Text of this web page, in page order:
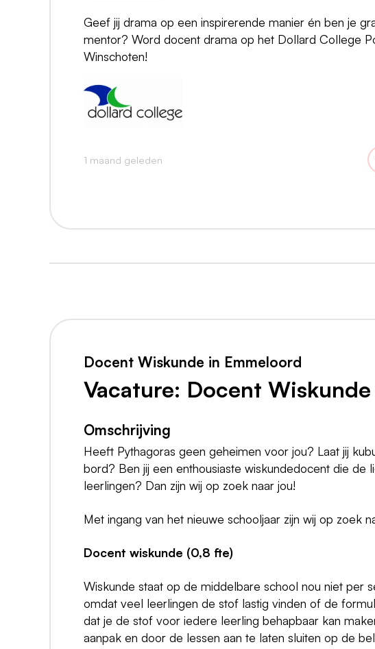
Geef jij drama op een inspirerende manier én ben je
mentor? Word docent drama op het Dollard College
Winschoten!
1 maand geleden
Docent Wiskunde in Emmeloord
Vacature: Docent
Omschrijving
Heeft Pythagoras geen geheimen voor jou? Laat jij
bord? Ben jij een enthousiaste wiskundedocent die
leerlingen? Dan zijn wij op zoek naar jou!
Met ingang van het nieuwe schooljaar zijn wij op zoek
Docent wiskunde (0,8 fte)
Wiskunde staat op de middelbare school nou niet per
omdat veel leerlingen de stof lastig vinden of de
dat je de stof voor iedere leerling behapbaar kan
aanpak en door de lessen aan te laten sluiten op de